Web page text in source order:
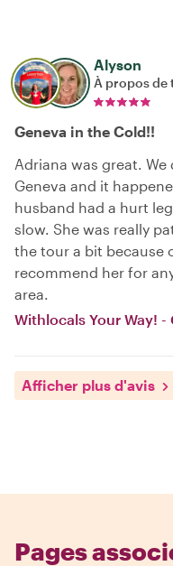
Alyson
À propos de
Geneva in the Cold!!
Adriana was great.
Geneva and it
husband had a hurt
slow. She was really
the tour a bit because
recommend her for
area.
Withlocals Your Way! -
Afficher plus d'avis
Pages